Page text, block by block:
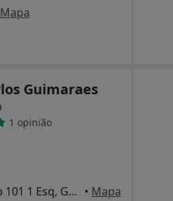
Mapa
Guimaraes
1 opinião
Al Alfredo Pimenta 76 Gab 101 1 Esq, Guimarães • Mapa